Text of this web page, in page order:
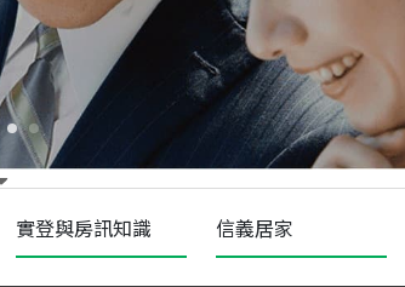
115 月 成交
菁英典藏
新竹市新竹市慈祥路
實登與房訊知識 信義居家